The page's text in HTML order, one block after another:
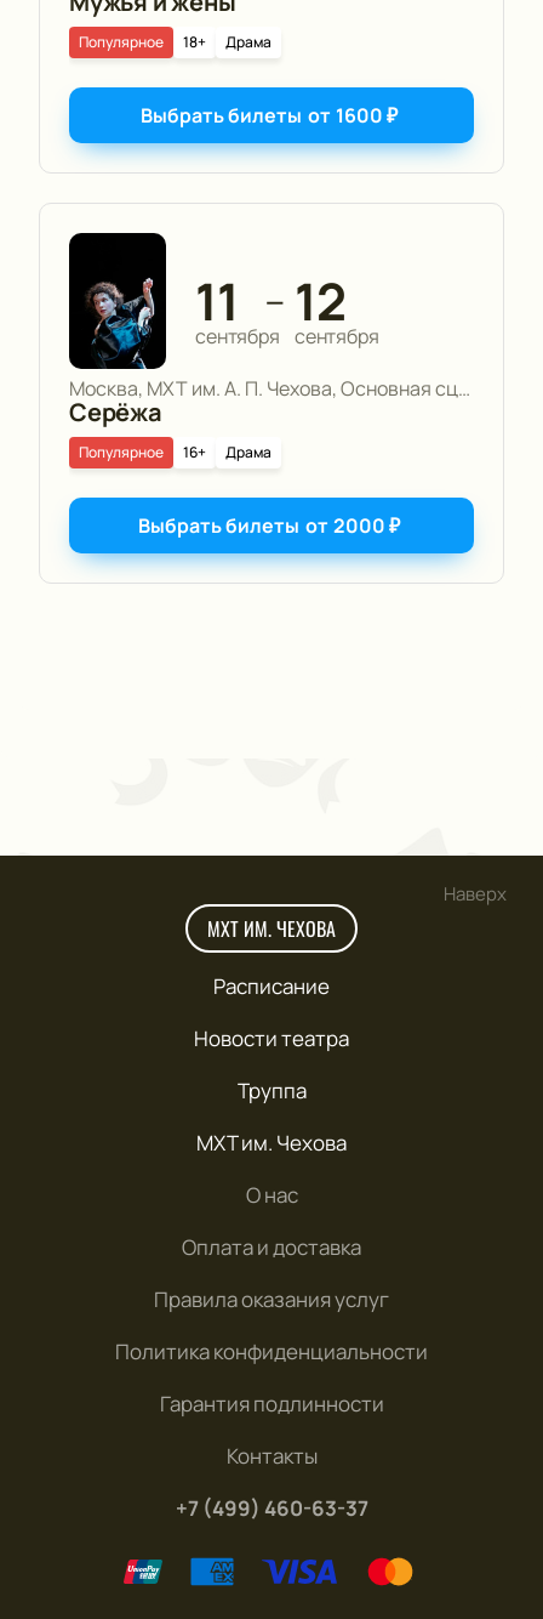
18+ Драма
Популярное
Выбрать билеты от 1600₽
11
сентября
— 12
сентября
Москва, МХТ им. А. П. Чехова, Основная сцена
Серёжа
16+ Драма
Популярное
Выбрать билеты от2000₽
Наверх
МХТ ИМ. ЧЕХОВА
Расписание
Новости театра
Труппа
МХТ им. Чехова
О нас
Оплата и доставка
Правила оказания услуг
Политика конфиденциальности
Гарантия подлинности
Контакты
+7 (499) 460-63-37